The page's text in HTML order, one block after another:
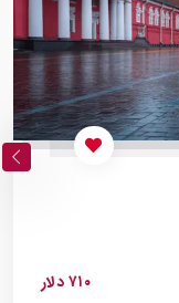
۷۱۰ دلار